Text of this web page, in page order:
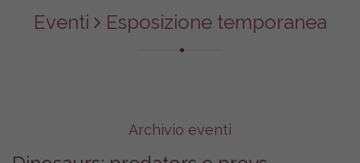
Eventi Esposizione temporanea
Archivio eventi